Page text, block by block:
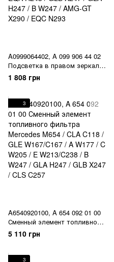
A0999064402, A 099 906 44 02
Подсветка в правом зеркале
Mercedes A W177 / C W205 / E
W213/C237 / S C217/W222 /
X247 / GLA H247 / B W247 /
AMG-GT X290 / EQC N293
1 808 грн
3
A6540920100, A 654 092 01 00
Сменный элемент топливного
фильтра Mercedes M654 / CLA
C118 / GLE W167/C167 / A
B W247 / GLA H247 / GLB X247
5 110 грн
3